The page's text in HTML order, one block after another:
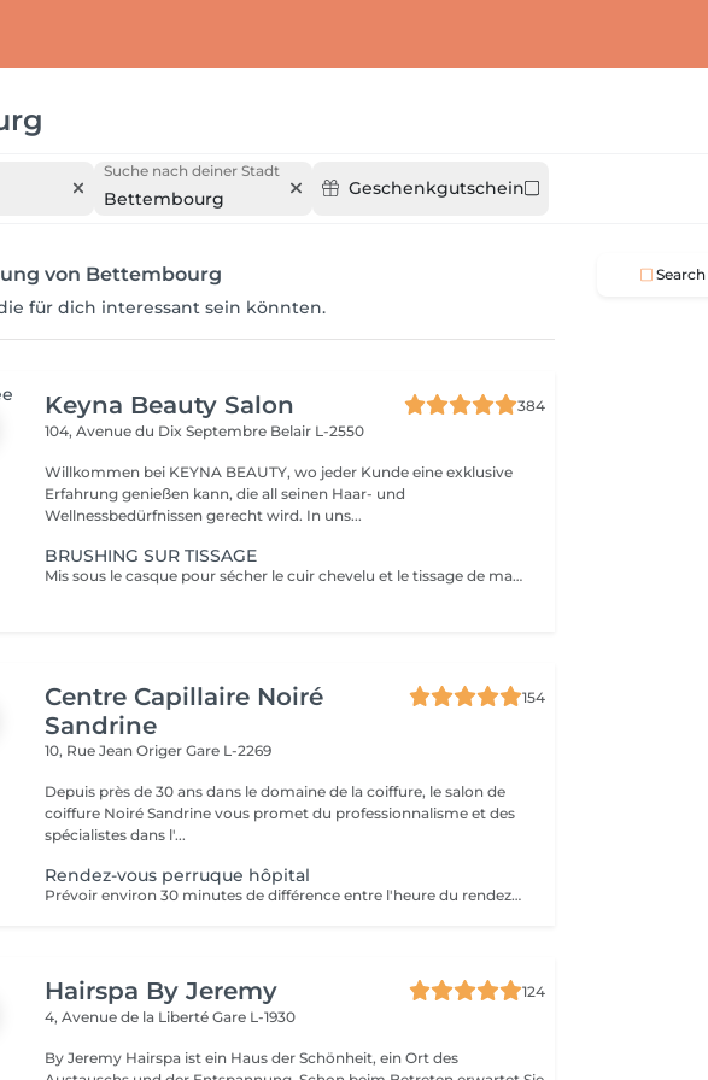
Suche nach deiner Stadt
Bettembourg Geschenkgutschein
von Bettembourg
für dich interessant sein könnten.
Keyna Beauty Salon
384
104, Avenue du Dix Septembre Belair L-2550
Willkommen bei KEYNA BEAUTY, wo jeder Kunde eine exklusive
Erfahrung genießen kann, die all seinen Haar- und
Wellnessbedürfnissen gerecht wird. In uns...
BRUSHING SUR TISSAGE
Mis sous le casque pour sécher le cuir chevelu et le tissage de manière efficace et confortable. Un diagnostic sur mesure + shampooing nourrissant, masque hydratant ,coiffage sérum et fixation finale. Important: cheveux sans tresse ni noeuds à l'arrivée; tout noeuds ou tressage entraîne l'annulation et 50% de la prestation est retenu. Toute arrivée retardée de 15-30 minutes ou plus entraînera l'annulation automatique du rendez-vous.
Centre Capillaire Noiré
Sandrine
154
10, Rue Jean OrigerGare L-2269
Depuis près de 30 ans dans le domaine de la coiffure, le salon de
coiffure Noiré Sandrine vous promet du professionnalisme et des
spécialistes dans l'...
Rendez-vous perruque hôpital
Prévoir environ 30 minutes de différence entre l'heure du rendez-vous sur le planning et l'arrivée à l'hôpital (le temps nécessaire pour faire le déplacement)
Hairspa By Jeremy
124
4, Avenue de la LibertéGare L-1930
By Jeremy Hairspa ist ein Haus der Schönheit, ein Ort des